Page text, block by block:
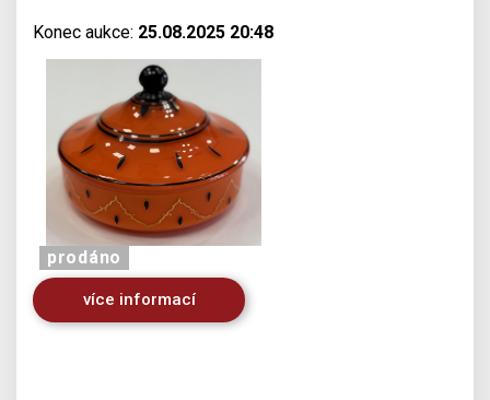
Konec aukce: 25.08.2025 20:48
prodáno
více informací